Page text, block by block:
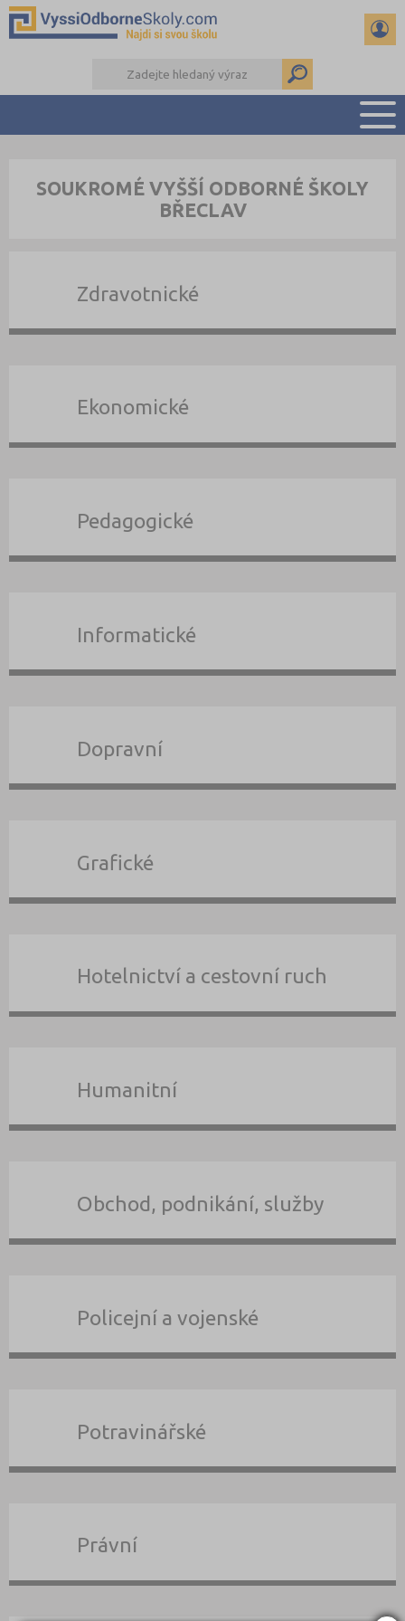
PŘÍPRAVA NA PŘIJÍMAČKY
KALENDÁŘ AKCÍ
SOUKROMÉ VYŠŠÍ ODBORNÉ ŠKOLY
BŘECLAV
Zdravotnické
Ekonomické
Pedagogické
Informatické
Dopravní
Grafické
Hotelnictví a cestovní ruch
Humanitní
Obchod, podnikání, služby
Policejní a vojenské
Potravinářské
Právní